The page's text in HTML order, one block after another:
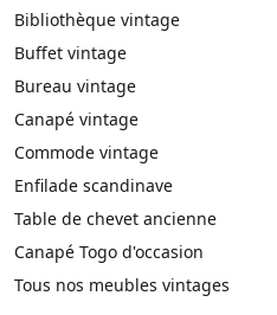
Bibliothèque vintage
Buffet vintage
Bureau vintage
Canapé vintage
Commode vintage
Enfilade scandinave
Table de chevet ancienne
Canapé Togo d'occasion
Tous nos meubles vintages